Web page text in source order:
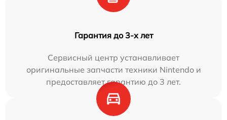
Гарантия до 3-х лет
Сервисный центр устанавливает
оригинальные запчасти техники Nintendo и
предоставляет гарантию до 3 лет.